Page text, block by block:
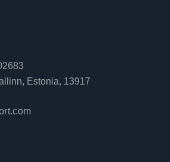
Estonia, 13917